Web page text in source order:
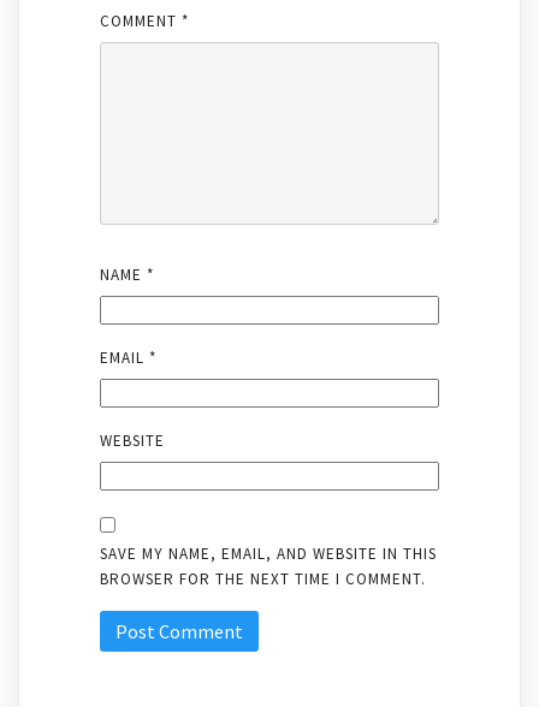
COMMENT *
NAME *
EMAIL *
WEBSITE
SAVE MY NAME, EMAIL, AND WEBSITE IN THIS
BROWSER FOR THE NEXT TIME I COMMENT.